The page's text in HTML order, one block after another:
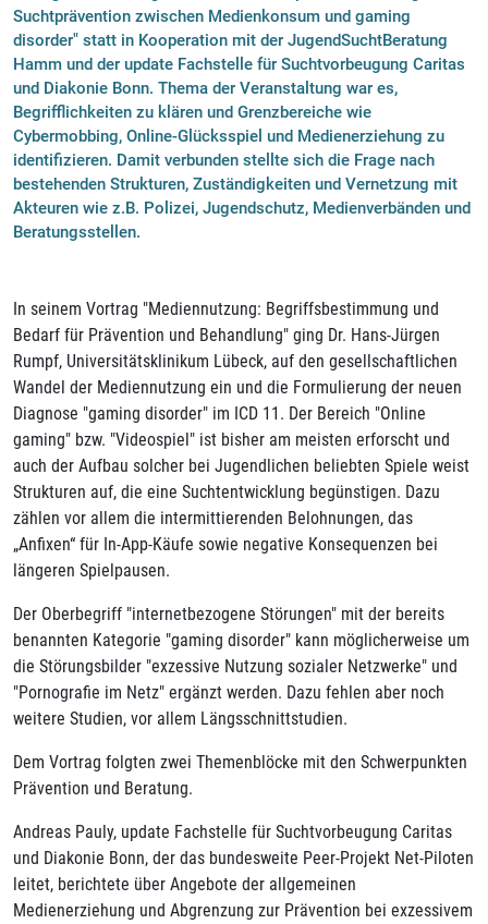
Suchtprävention zwischen Medienkonsum und gaming
disorder" statt in Kooperation mit der JugendSuchtBeratung
Hamm und der update Fachstelle für Suchtvorbeugung Caritas
und Diakonie Bonn. Thema der Veranstaltung war es,
Begrifflichkeiten zu klären und Grenzbereiche wie
Cybermobbing, Online-Glücksspiel und Medienerziehung zu
identifizieren. Damit verbunden stellte sich die Frage nach
bestehenden Strukturen, Zuständigkeiten und Vernetzung mit
Akteuren wie z.B. Polizei, Jugendschutz, Medienverbänden und
Beratungsstellen.
In seinem Vortrag "Mediennutzung: Begriffsbestimmung und
Bedarf für Prävention und Behandlung" ging Dr. Hans-Jürgen
Rumpf, Universitätsklinikum Lübeck, auf den gesellschaftlichen
Wandel der Mediennutzung ein und die Formulierung der neuen
Diagnose "gaming disorder" im ICD 11. Der Bereich "Online
gaming" bzw. "Videospiel" ist bisher am meisten erforscht und
auch der Aufbau solcher bei Jugendlichen beliebten Spiele weist
Strukturen auf, die eine Suchtentwicklung begünstigen. Dazu
zählen vor allem die intermittierenden Belohnungen, das
„Anfixen“ für In-App-Käufe sowie negative Konsequenzen bei
längeren Spielpausen.
Der Oberbegriff "internetbezogene Störungen" mit der bereits
benannten Kategorie "gaming disorder" kann möglicherweise um
die Störungsbilder "exzessive Nutzung sozialer Netzwerke" und
"Pornografie im Netz" ergänzt werden. Dazu fehlen aber noch
weitere Studien, vor allem Längsschnittstudien.
Dem Vortrag folgten zwei Themenblöcke mit den Schwerpunkten
Prävention und Beratung.
Andreas Pauly, update Fachstelle für Suchtvorbeugung Caritas
und Diakonie Bonn, der das bundesweite Peer-Projekt Net-Piloten
leitet, berichtete über Angebote der allgemeinen
Medienerziehung und Abgrenzung zur Prävention bei exzessivem